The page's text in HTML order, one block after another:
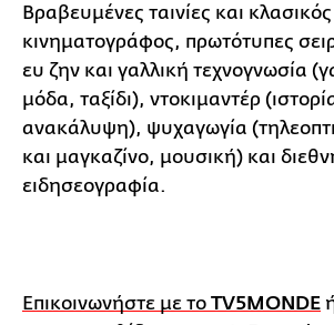
Βραβευμένες ταινίες και κλασικός
κινηματογράφος, πρωτότυπες
ευ ζην και γαλλική τεχνογνωσία
μόδα, ταξίδι), ντοκιμαντέρ
ανακάλυψη), ψυχαγωγία
και μαγκαζίνο, μουσική) και
ειδησεογραφία.
Επικοινωνήστε με το TV5MONDE